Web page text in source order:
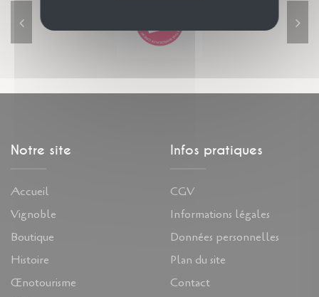
Notre site
Accueil
Vignoble
Boutique
Histoire
Œnotourisme
Infos pratiques
CGV
Informations légales
Données personnelles
Plan du site
Contact